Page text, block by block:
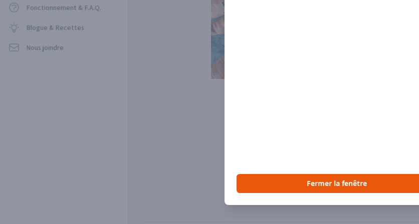
Fonctionnement & F.A.Q.
Blogue & Recettes
Nous joindre
Fermer la fenêtre